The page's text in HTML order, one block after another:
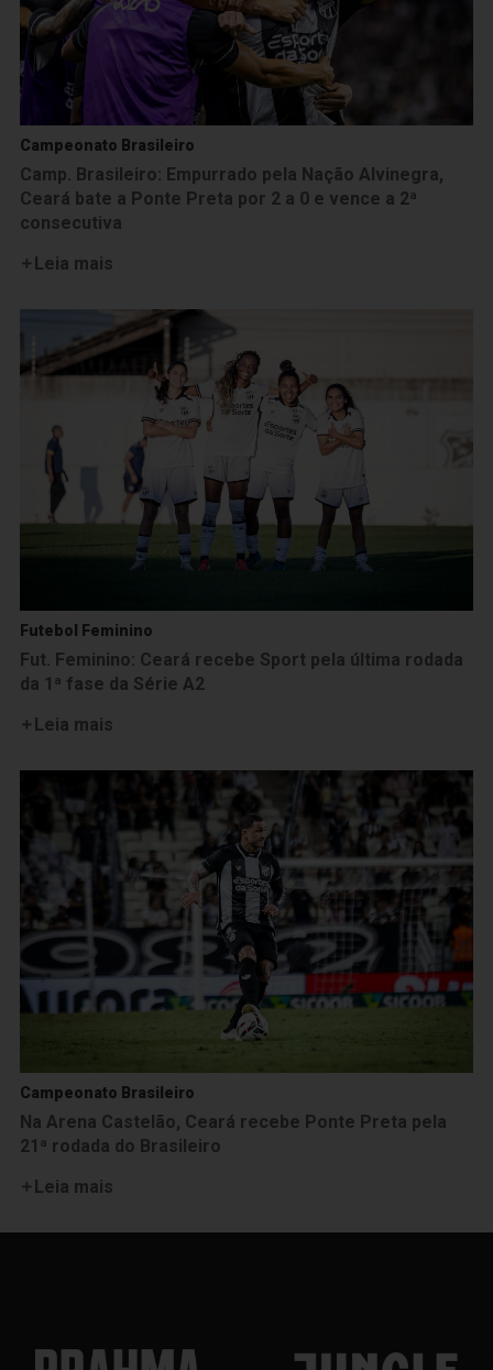
Campeonato Brasileiro
Camp. Brasileiro: Empurrado pela Nação Alvinegra,
Ceará bate a Ponte Preta por 2 a 0 e vence a 2ª
consecutiva
Leia mais
Futebol Feminino
Fut. Feminino: Ceará recebe Sport pela última rodada
da 1ª fase da Série A2
Leia mais
Campeonato Brasileiro
Na Arena Castelão, Ceará recebe Ponte Preta pela
21ª rodada do Brasileiro
Leia mais